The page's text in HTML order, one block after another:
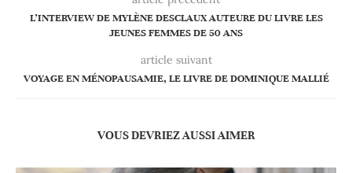
L’INTERVIEW DE MYLÈNE DESCLAUX AUTEURE DU LIVRE LES
JEUNES FEMMES DE 50 ANS
article suivant
VOYAGE EN MÉNOPAUSAMIE, LE LIVRE DE DOMINIQUE MALLIÉ
VOUS DEVRIEZ AUSSI AIMER